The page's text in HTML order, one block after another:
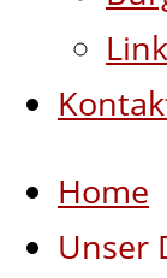
Home
Unser